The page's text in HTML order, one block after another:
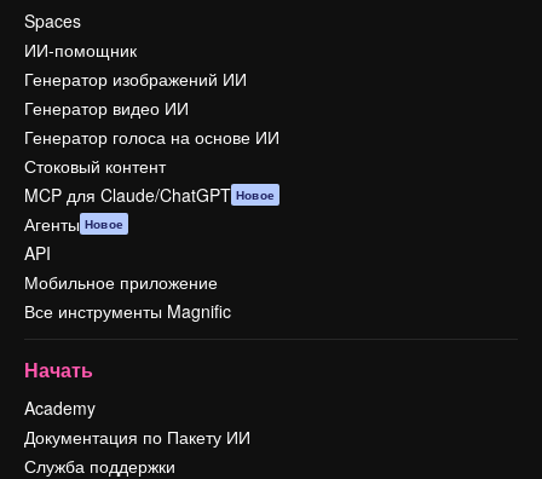
Spaces
ИИ-помощник
Генератор изображений ИИ
Генератор видео ИИ
Генератор голоса на основе ИИ
Стоковый контент
MCP для Claude/ChatGPT Новое
Агенты Новое
API
Мобильное приложение
Все инструменты Magnific
Начать
Academy
Документация по Пакету ИИ
Служба поддержки